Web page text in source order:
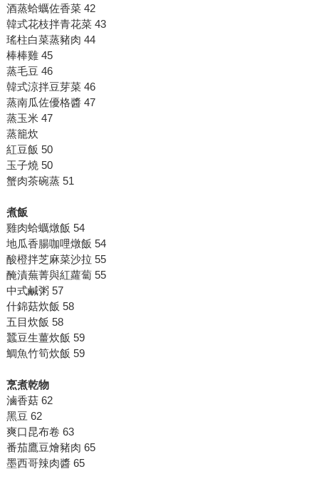
酒蒸蛤蠣佐香菜 42
韓式花枝拌青花菜 43
瑤柱白菜蒸豬肉 44
棒棒雞 45
蒸毛豆 46
韓式涼拌豆芽菜 46
蒸南瓜佐優格醬 47
蒸玉米 47
蒸籠炊
紅豆飯 50
玉子燒 50
蟹肉茶碗蒸 51
煮飯
雞肉蛤蠣燉飯 54
地瓜香腸咖哩燉飯 54
酸橙拌芝麻菜沙拉 55
醃漬蕪菁與紅蘿蔔 55
中式鹹粥 57
什錦菇炊飯 58
五目炊飯 58
蠶豆生薑炊飯 59
鯛魚竹筍炊飯 59
烹煮乾物
滷香菇 62
黑豆 62
爽口昆布卷 63
番茄鷹豆燴豬肉 65
墨西哥辣肉醬 65